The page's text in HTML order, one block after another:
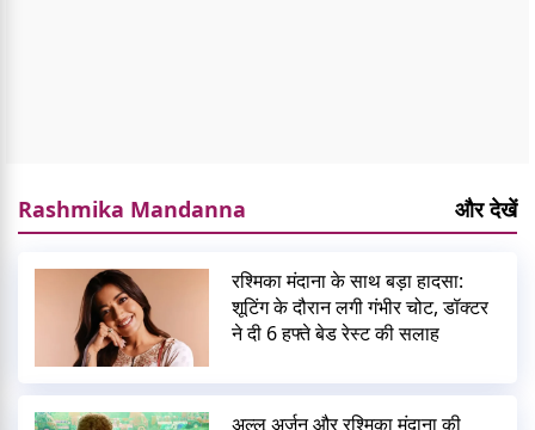
Rashmika Mandanna और देखें
रश्मिका मंदाना के साथ बड़ा हादसा:
शूटिंग के दौरान लगी गंभीर चोट, डॉक्टर
ने दी 6 हफ्ते बेड रेस्ट की सलाह
अल्लू अर्जुन और रश्मिका मंदाना की